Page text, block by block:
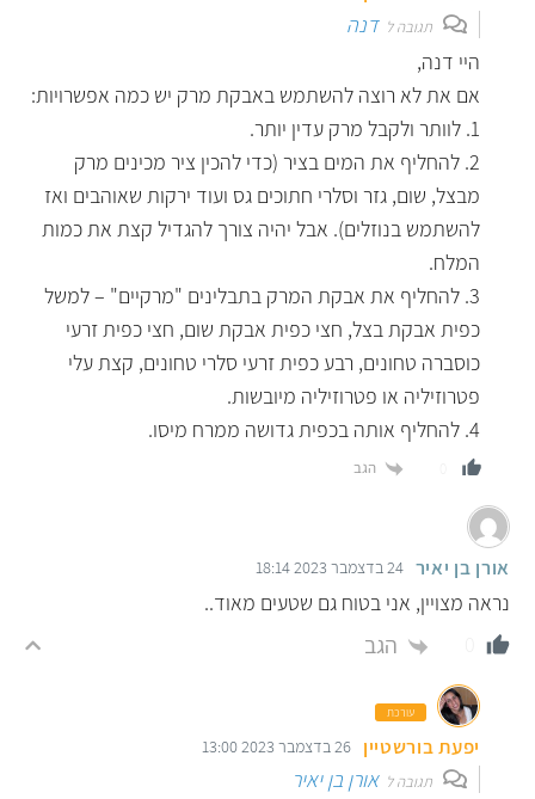
תגובה לדנה
היי דנה,
אם את לא רוצה להשתמש באבקת מרק יש כמה אפשרויות:
1. לוותר ולקבל מרק עדין יותר.
2. להחליף את המים בציר (כדי להכין ציר מכינים מרק
מבצל, שום, גזר וסלרי חתוכים גס ועוד ירקות שאוהבים ואז
להשתמש בנוזלים). אבל יהיה צורך להגדיל קצת את כמות
המלח.
3. להחליף את אבקת המרק בתבלינים "מרקיים" – למשל
כפית אבקת בצל, חצי כפית אבקת שום, חצי כפית זרעי
כוסברה טחונים, רבע כפית זרעי סלרי טחונים, קצת עלי
פטרוזיליה או פטרוזיליה מיובשות.
4. להחליף אותה בכפית גדושה ממרח מיסו.
הגב
אורן בן יאיר 24 בדצמבר 2023 18:14
נראה מצויין, אני בטוח גם שטעים מאוד..
הגב
עורכת
יפעת בורשטיין 26 בדצמבר 2023 13:00
תגובה לאורן בן יאיר